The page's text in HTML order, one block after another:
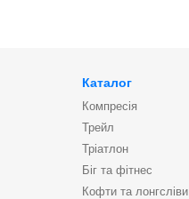
Каталог
Компресія
Трейл
Тріатлон
Біг та фітнес
Кофти та лонгсліви